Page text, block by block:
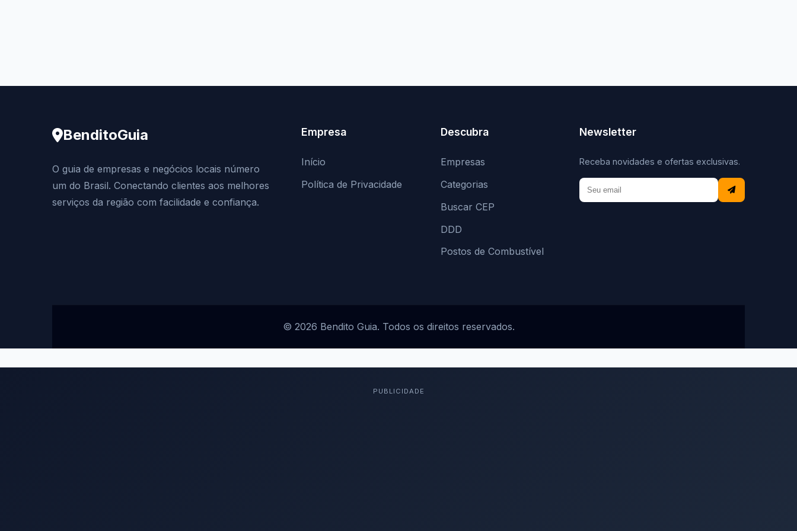
BenditoGuia
O guia de empresas e negócios locais número
um do Brasil. Conectando clientes aos melhores
serviços da região com facilidade e confiança.
Empresa
Início
Política de Privacidade
Descubra
Empresas
Categorias
Buscar CEP
DDD
Postos de Combustível
Newsletter
Receba novidades e ofertas exclusivas.
© 2026 Bendito Guia. Todos os direitos reservados.